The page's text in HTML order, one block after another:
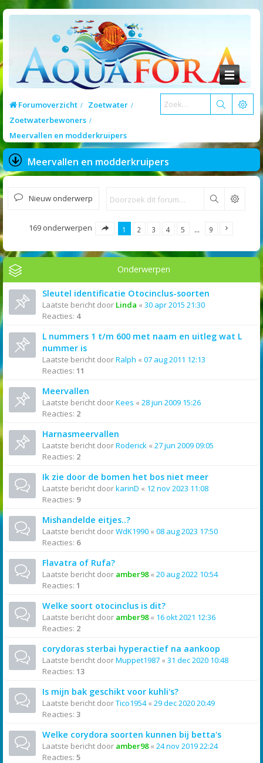
Forumoverzicht
Zoetwater
Zoetwaterbewoners
Meervallen en modderkruipers
Meervallen en modderkruipers
Nieuw onderwerp Zoek
169 onderwerpen 1 2 3 4 5 … 9
Onderwerpen
Sleutel identificatie Otocinclus-soorten
Laatste bericht door Linda « 30 apr 2015 21:30
Reacties: 4
L nummers 1 t/m 600 met naam en uitleg wat L
nummer is
Laatste bericht doorRalph « 07 aug 2011 12:13
Reacties: 11
Meervallen
Laatste bericht doorKees « 28 jun 2009 15:26
Reacties: 2
Harnasmeervallen
Laatste bericht doorRoderick « 27 jun 2009 09:05
Reacties: 2
Ik zie door de bomen het bos niet meer
Laatste bericht doorkarinD « 12 nov 2023 11:08
Reacties: 9
Mishandelde eitjes..?
Laatste bericht doorWdK1990 « 08 aug 2023 17:50
Reacties: 6
Flavatra of Rufa?
Laatste bericht door amber98« 20 aug 2022 10:54
Reacties: 1
Welke soort otocinclus is dit?
Laatste bericht door amber98« 16 okt 2021 12:36
Reacties: 2
corydoras sterbai hyperactief na aankoop
Laatste bericht doorMuppet1987 « 31 dec 2020 10:48
Reacties: 13
Is mijn bak geschikt voor kuhli's?
Laatste bericht doorTico1954« 29 dec 2020 20:49
Reacties: 3
Welke corydora soorten kunnen bij betta's
Laatste bericht door amber98« 24 nov 2019 22:24
Reacties: 5